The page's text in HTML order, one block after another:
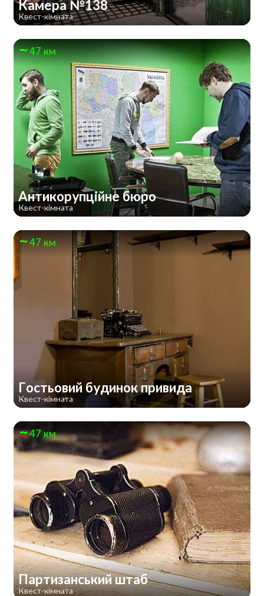
Камера №138
Квест-кімната
47 км
Антикорупційне бюро
Квест-кімната
47 км
Гостьовий будинок привида
Квест-кімната
47 км
Партизанський штаб
Квест-кімната